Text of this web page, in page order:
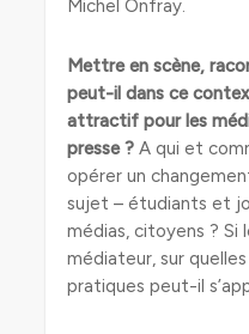
Michel Onfray.
Mettre en scène,
peut-il dans ce
attractif pour les
presse ? A qui et
opérer un
sujet – étudiants et
médias, citoyens ?
médiateur, sur
pratiques peut-il